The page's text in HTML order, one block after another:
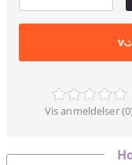
Vis anmeldelser